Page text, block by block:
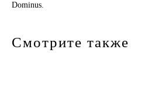
Dominus.
Смотрите также